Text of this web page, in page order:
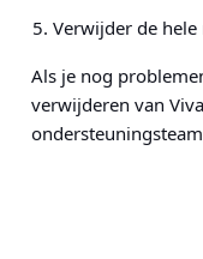
Verwijder de hele
Als je nog
verwijderen van